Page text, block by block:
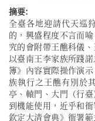
摘要:
全臺各地迎請代天巡
的，興盛程度不言而
究的會附帶王醮科儀
以臺南王李家族所踐
簿》內容實際操作演
族執行之王醮有別於
亭、轅門、大門（行
到機能使用，近乎和
欽定大清會典》衙署